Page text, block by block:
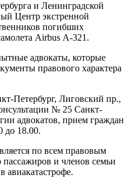
и Ленинградской
Центр экстренной
погибших
Airbus А-321.
адвокаты, которые
правового характера
Петербург, Лиговский пр.,
№ 25 Санкт-
адвокатов, прием граждан
до 18.00.
по всем правовым
и членов семьи
авиакатастрофе.